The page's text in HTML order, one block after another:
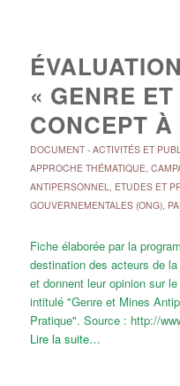
« GENRE
CONCEPT
DOCUMENT- ACTIVITÉS ET
APPROCHE THÉMATIQUE,
ANTIPERSONNEL, ETUDES ET
GOUVERNEMENTALES (ONG),
Fiche élaborée par la
destination des acteurs de
et donnent leur opinion sur
intitulé "Genre et Mines
Pratique". Source : http://
Lire la suite…